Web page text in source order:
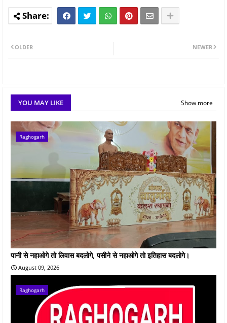
NEWER
OLDER
YOU MAY LIKE Show more
Raghogarh
पानी से नहाओगे तो लिवास बदलोगे, पसीने से नहाओगे तो इतिहास बदलोगे।
August 09, 2026
Raghogarh